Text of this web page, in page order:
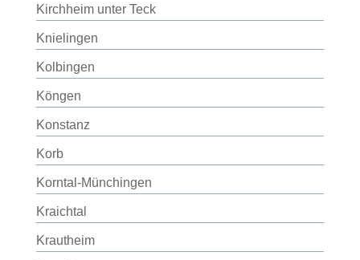
Kirchheim unter Teck
Knielingen
Kolbingen
Köngen
Konstanz
Korb
Korntal-Münchingen
Kraichtal
Krautheim